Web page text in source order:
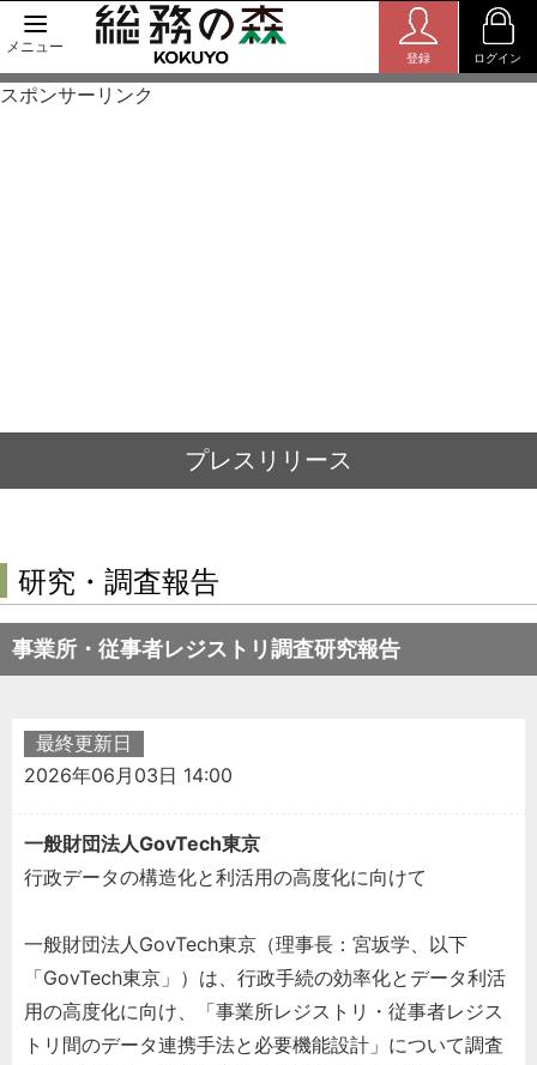
メニュー
登録 ログイン
スポンサーリンク
プレスリリース
研究・調査報告
事業所・従事者レジストリ調査研究報告
最終更新日
2026年06月03日 14:00
一般財団法人GovTech東京
行政データの構造化と利活用の高度化に向けて
一般財団法人GovTech東京（理事長：宮坂学、以下
「GovTech東京」）は、行政手続の効率化とデータ利活
用の高度化に向け、「事業所レジストリ・従事者レジス
トリ間のデータ連携手法と必要機能設計」について調査